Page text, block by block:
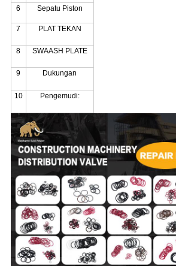
6 Sepatu Piston
7 PLAT TEKAN
8 SWAASH PLATE
9 Dukungan
10 Pengemudi: